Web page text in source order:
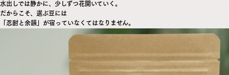
水出しでは静かに、少しずつ花開いていく。
だからこそ、選ぶ豆には
「忍耐と余韻」が宿っていなくてはなりません。